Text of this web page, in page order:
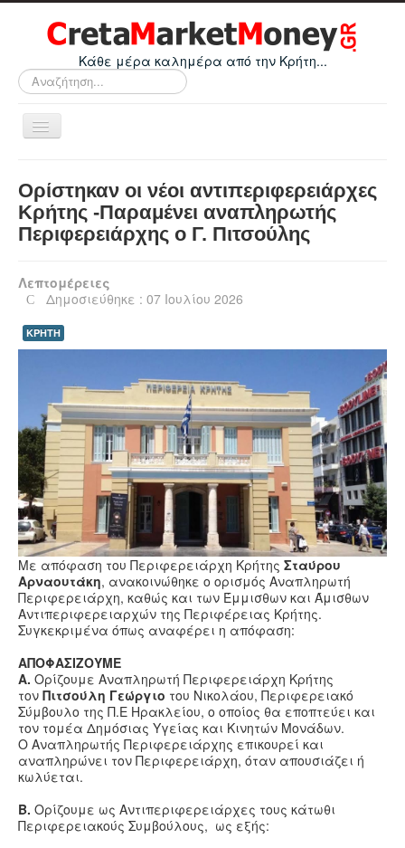
Κάθε μέρα καλημέρα από την Κρήτη...
Αναζήτηση...
Εναλλαγή
πλοήγησης
Οικονομικά
Κρήτη
Ε.Ε.
Κόσμος
Τεχνολογία
Υγεία
Πολιτισμός
Αθλητικά
Βίντεο
Συνταγές
Ορίστηκαν οι νέοι αντιπεριφερειάρχες
Κρήτης -Παραμένει αναπληρωτής
Περιφερειάρχης ο Γ. Πιτσούλης
Λεπτομέρειες
Δημοσιεύθηκε : 07 Ιουλίου 2026
ΚΡΗΤΗ
Με απόφαση του Περιφερειάρχη Κρήτης Σταύρου
Αρναουτάκη, ανακοινώθηκε ο ορισμός Αναπληρωτή
Περιφερειάρχη, καθώς και των Έμμισθων και Άμισθων
Αντιπεριφερειαρχών της Περιφέρειας Κρήτης.
Συγκεκριμένα όπως αναφέρει η απόφαση:
ΑΠΟΦΑΣΙΖΟΥΜΕ
Α. Ορίζουμε Αναπληρωτή Περιφερειάρχη Κρήτης
τον Πιτσούλη Γεώργιο του Νικολάου, Περιφερειακό
Σύμβουλο της Π.Ε Ηρακλείου, ο οποίος θα εποπτεύει και
τον τομέα Δημόσιας Υγείας και Κινητών Μονάδων.
O Αναπληρωτής Περιφερειάρχης επικουρεί και
αναπληρώνει τον Περιφερειάρχη, όταν απουσιάζει ή
κωλύεται.
Β. Ορίζουμε ως Αντιπεριφερειάρχες τους κάτωθι
Περιφερειακούς Συμβούλους, ως εξής: